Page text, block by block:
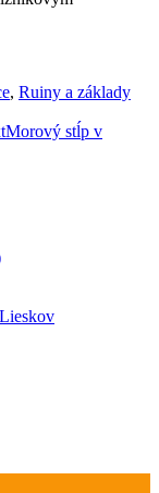
, Ruiny a základy
Morový stĺp v